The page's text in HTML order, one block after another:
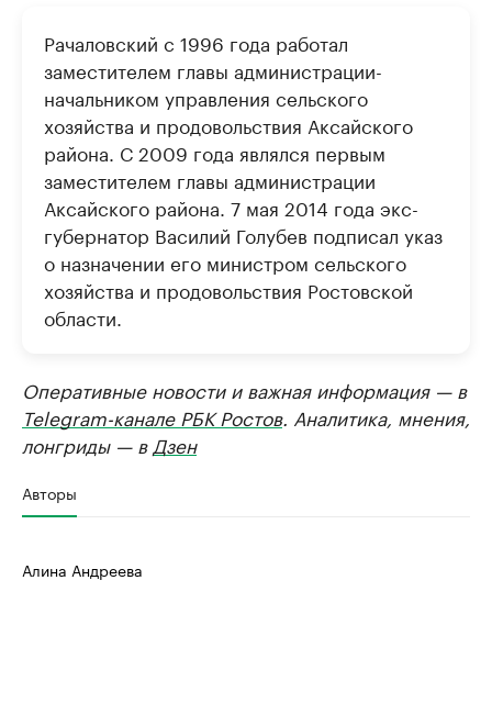
Рачаловский с 1996 года работал
заместителем главы администрации-
начальником управления сельского
хозяйства и продовольствия Аксайского
района. С 2009 года являлся первым
заместителем главы администрации
Аксайского района. 7 мая 2014 года экс-
губернатор Василий Голубев подписал указ
о назначении его министром сельского
хозяйства и продовольствия Ростовской
области.
Оперативные новости и важная информация — в
Telegram-канале РБК Ростов. Аналитика, мнения,
лонгриды — в Дзен
Авторы
Алина Андреева